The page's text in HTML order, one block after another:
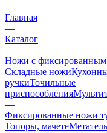
Главная
—
Каталог
—
Ножи с фиксированным
Складные ножи
ручкиТочильные
приспособления
—
Фиксированные ножи
Топоры, мачете